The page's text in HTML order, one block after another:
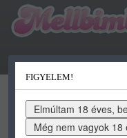
kategóriák
youtube
FIGYELEM!